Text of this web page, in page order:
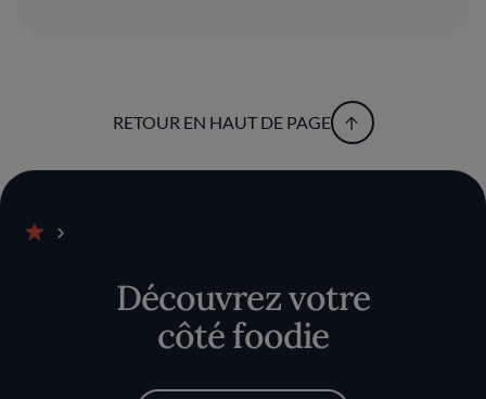
RETOUR EN HAUT DE PAGE
Découvrez votre
côté foodie